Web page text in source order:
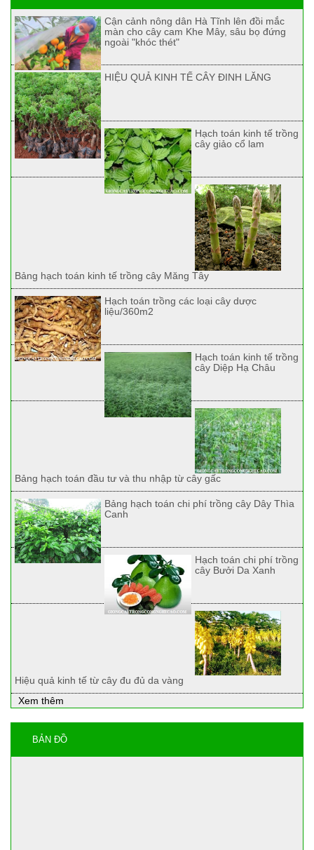
Cận cảnh nông dân Hà Tĩnh lên đồi mắc
màn cho cây cam Khe Mây, sâu bọ đứng
ngoài "khóc thét"
HIỆU QUẢ KINH TẾ CÂY ĐINH LĂNG
Hạch toán kinh tế trồng
cây giảo cổ lam
Bảng hạch toán kinh tế trồng cây Măng Tây
Hạch toán trồng các loại cây dược
liệu/360m2
Hạch toán kinh tế trồng
cây Diệp Hạ Châu
Bảng hạch toán đầu tư và thu nhập từ cây gấc
Bảng hạch toán chi phí trồng cây Dây Thìa
Canh
Hạch toán chi phí trồng
cây Bưởi Da Xanh
Hiệu quả kinh tế từ cây đu đủ da vàng
Xem thêm
BẢN ĐỒ